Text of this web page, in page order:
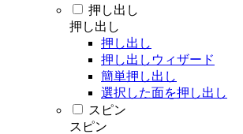
押し出し
押し出し
押し出し
押し出しウィザード
簡単押し出し
選択した面を押し出し
スピン
スピン